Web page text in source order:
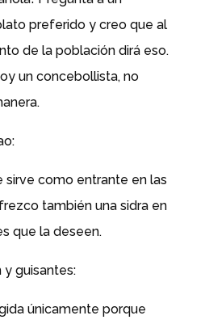
preferido y creo que al
de la población dirá eso.
un concebollista, no
sirve como entrante en las
también una sidra en
que la deseen.
y guisantes:
únicamente porque